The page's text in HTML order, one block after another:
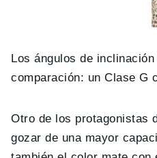
Los ángulos de
comparación: un Clase G
Otro de los protagonistas
gozar de una mayor